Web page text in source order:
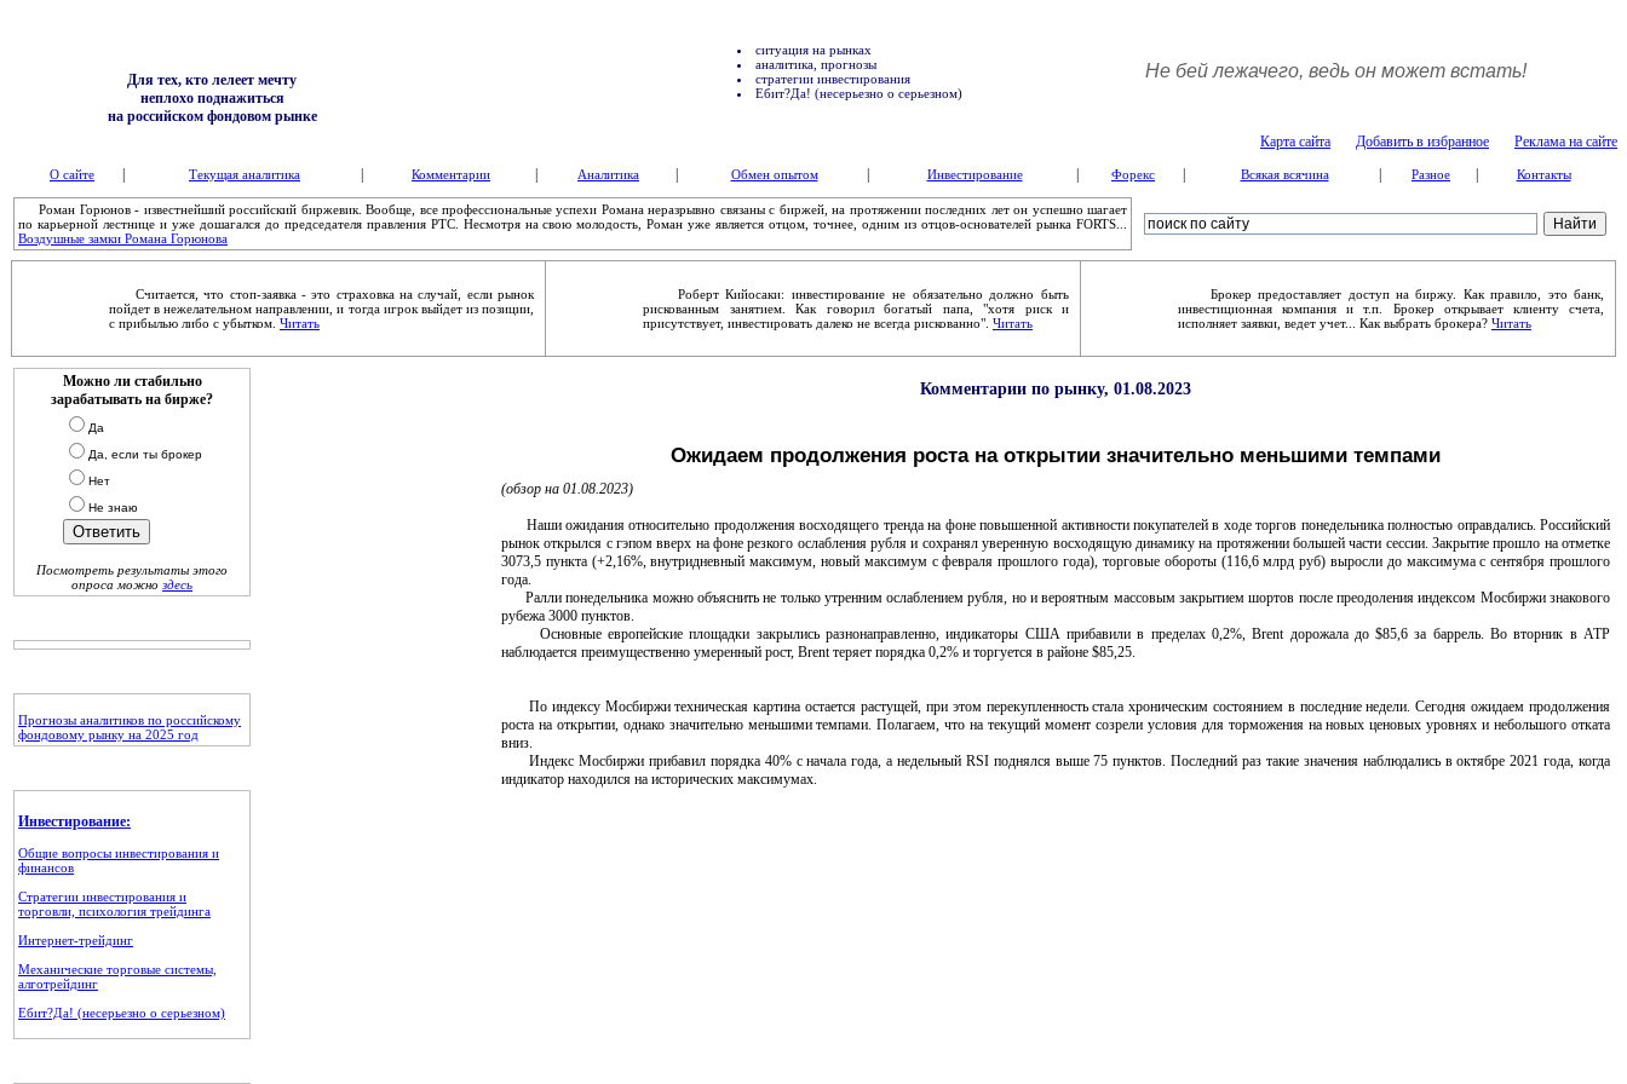
Для тех, кто лелеет мечту
неплохо поднажиться
на российском фондовом рынке
ситуация на рынках
аналитика, прогнозы
стратегии инвестирования
Ебит?Да! (несерьезно о серьезном)
Не бей лежачего, ведь он может встать!
Карта сайта Добавить в избранное Реклама на сайте
О сайте Текущая аналитика Комментарии Аналитика Обмен опытом Инвестирование Форекс Всякая всячина Разное Контакты
Роман Горюнов - известнейший российский биржевик. Вообще, все профессиональные успехи Романа неразрывно связаны с биржей, на протяжении последних лет он успешно шагает
по карьерной лестнице и уже дошагался до председателя правления РТС. Несмотря на свою молодость, Роман уже является отцом, точнее, одним из отцов-основателей рынка FORTS...
Воздушные замки Романа Горюнова
Считается, что стоп-заявка - это страховка на случай, если рынок
пойдет в нежелательном направлении, и тогда игрок выйдет из позиции,
с прибылью либо с убытком. Читать
Роберт Кийосаки: инвестирование не обязательно должно быть
рискованным занятием. Как говорил богатый папа, "хотя риск и
присутствует, инвестировать далеко не всегда рискованно". Читать
Брокер предоставляет доступ на биржу. Как правило, это банк,
инвестиционная компания и т.п. Брокер открывает клиенту счета,
исполняет заявки, ведет учет... Как выбрать брокера? Читать
Можно ли стабильно
зарабатывать на бирже?
Да
Да, если ты брокер
Нет
Не знаю
Посмотреть результаты этого
опроса можно здесь
Прогнозы аналитиков по российскому
фондовому рынку на 2025 год
Инвестирование:
Общие вопросы инвестирования и
финансов
Стратегии инвестирования и
торговли, психология трейдинга
Интернет-трейдинг
Механические торговые системы,
алготрейдинг
Ебит?Да! (несерьезно о серьезном)
Комментарии по рынку, 01.08.2023
Ожидаем продолжения роста на открытии значительно меньшими темпами
(обзор на 01.08.2023)
Наши ожидания относительно продолжения восходящего тренда на фоне повышенной активности покупателей в ходе торгов понедельника полностью оправдались. Российский
рынок открылся с гэпом вверх на фоне резкого ослабления рубля и сохранял уверенную восходящую динамику на протяжении большей части сессии. Закрытие прошло на отметке
3073,5 пункта (+2,16%, внутридневный максимум, новый максимум с февраля прошлого года), торговые обороты (116,6 млрд руб) выросли до максимума с сентября прошлого
года.
Ралли понедельника можно объяснить не только утренним ослаблением рубля, но и вероятным массовым закрытием шортов после преодоления индексом Мосбиржи знакового
рубежа 3000 пунктов.
Основные европейские площадки закрылись разнонаправленно, индикаторы США прибавили в пределах 0,2%, Brent дорожала до $85,6 за баррель. Во вторник в АТР
наблюдается преимущественно умеренный рост, Brent теряет порядка 0,2% и торгуется в районе $85,25.
По индексу Мосбиржи техническая картина остается растущей, при этом перекупленность стала хроническим состоянием в последние недели. Сегодня ожидаем продолжения
роста на открытии, однако значительно меньшими темпами. Полагаем, что на текущий момент созрели условия для торможения на новых ценовых уровнях и небольшого отката
вниз.
Индекс Мосбиржи прибавил порядка 40% с начала года, а недельный RSI поднялся выше 75 пунктов. Последний раз такие значения наблюдались в октябре 2021 года, когда
индикатор находился на исторических максимумах.